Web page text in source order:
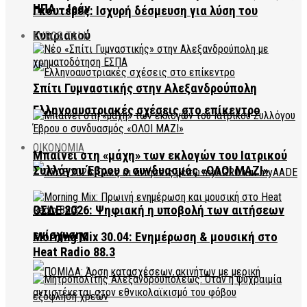
Γκουτέρες: Ισχυρή δέσμευση για λύση του
Κυπριακού
Ελληνοαυστριακές σχέσεις στο επίκεντρο
ΟΙΚΟΝΟΜΙΑ
ΟΣΔΕ 2026: Ψηφιακή η υποβολή των αιτήσεων
ενίσχυσης
ΗΠΑ – Ιράν
EVROS TALK
Σπίτι Γυμναστικής στην Αλεξανδρούπολη
Μπαίνει στη «μάχη» των εκλογών του Ιατρικού
Συλλόγου Έβρου ο συνδυασμός «ΟΛΟΙ ΜΑΖΙ»
Morning Mix 30.04: Ενημέρωση & μουσική στο
Heat Radio 88.3